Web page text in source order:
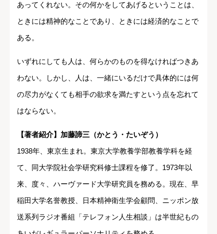
あってくれない。その何かをしてあげるということは、
ときには精神的なことであり、ときには経済的なことで
ある。
いずれにしても人は、何らかのものを得なければつきあ
わない。しかし、人は、一緒にいるだけで具体的には何
の尽力がなくても相手の欲求を満たすという点を忘れて
はならない。
【著者紹介】加藤諦三（かとう・たいぞう）
1938年、東京生まれ。東京大学教養学部教養学科を経
て、同大学院社会学研究科修士課程を修了。1973年以
来、度々、ハーヴァード大学研究員を務める。現在、早
稲田大学名誉教授、日本精神衛生学会顧問、ニッポン放
送系列ラジオ番組「テレフォン人生相談」は半世紀もの